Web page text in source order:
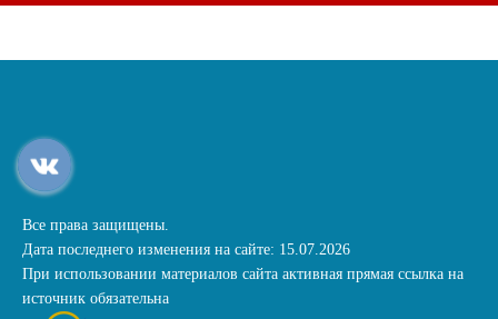
Все права защищены.
Дата последнего изменения на сайте: 15.07.2026
При использовании материалов сайта активная прямая ссылка на
источник обязательна